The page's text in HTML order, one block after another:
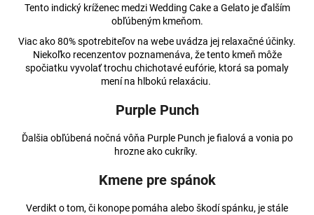
Tento indický kríženec medzi Wedding Cake a Gelato je ďalším
obľúbeným kmeňom.
Viac ako 80% spotrebiteľov na webe uvádza jej relaxačné účinky.
Niekoľko recenzentov poznamenáva, že tento kmeň môže
spočiatku vyvolať trochu chichotavé eufórie, ktorá sa pomaly
mení na hlbokú relaxáciu.
Purple Punch
Ďalšia obľúbená nočná vôňa Purple Punch je fialová a vonia po
hrozne ako cukríky.
Kmene pre spánok
Verdikt o tom, či konope pomáha alebo škodí spánku, je stále